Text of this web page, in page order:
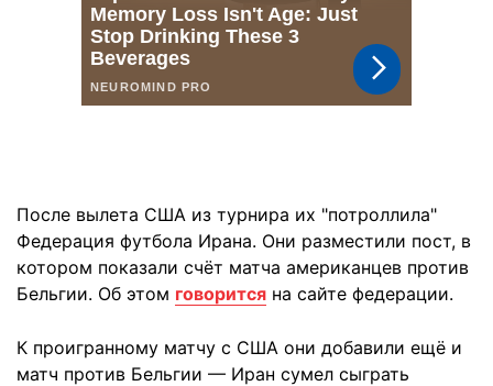
После вылета США из турнира их "потроллила"
Федерация футбола Ирана. Они разместили пост, в
котором показали счёт матча американцев против
Бельгии. Об этом говорится на сайте федерации.
К проигранному матчу с США они добавили ещё и
матч против Бельгии — Иран сумел сыграть